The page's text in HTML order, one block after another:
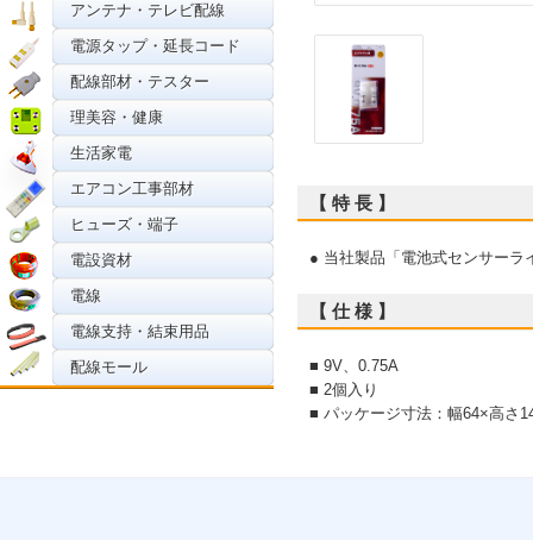
アンテナ・テレビ配線
電源タップ・延長コード
配線部材・テスター
理美容・健康
生活家電
エアコン工事部材
ヒューズ・端子
電設資材
電線
電線支持・結束用品
配線モール
【 特 長 】
● 当社製品「電池式センサーラ
【 仕 様 】
■ 9V、0.75A
■ 2個入り
■ パッケージ寸法：幅64×高さ